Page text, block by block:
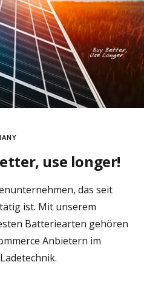
use longer!
das seit
ist. Mit unserem
Batteriearten gehören
Anbietern im